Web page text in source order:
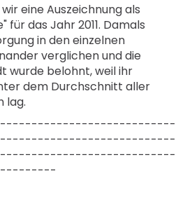
eine Auszeichnung als
für das Jahr 2011. Damals
in den einzelnen
verglichen und die
wurde belohnt, weil ihr
dem Durchschnitt aller
lag.